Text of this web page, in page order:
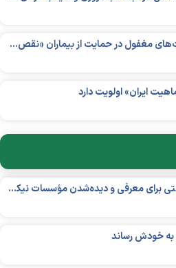
غربالگری و آگاهی‌بخشی؛ ضرورت‌های مغفول در حمایت از بیماران «نقص ایمنی اولیه»
ایران» اولویت دارد
ثبت‌نام در اطلس خیر ایران؛ فرصتی برای معرفی و دیده‌شدن مؤسسات نیکوکاری
به خودش رساند